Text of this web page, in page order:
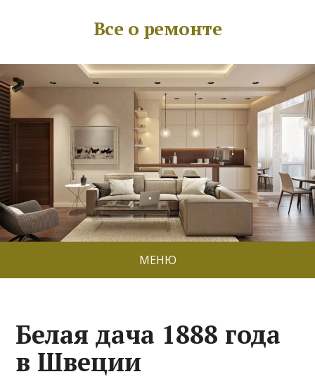
Все о ремонте
МЕНЮ
Белая дача 1888 года
в Швеции